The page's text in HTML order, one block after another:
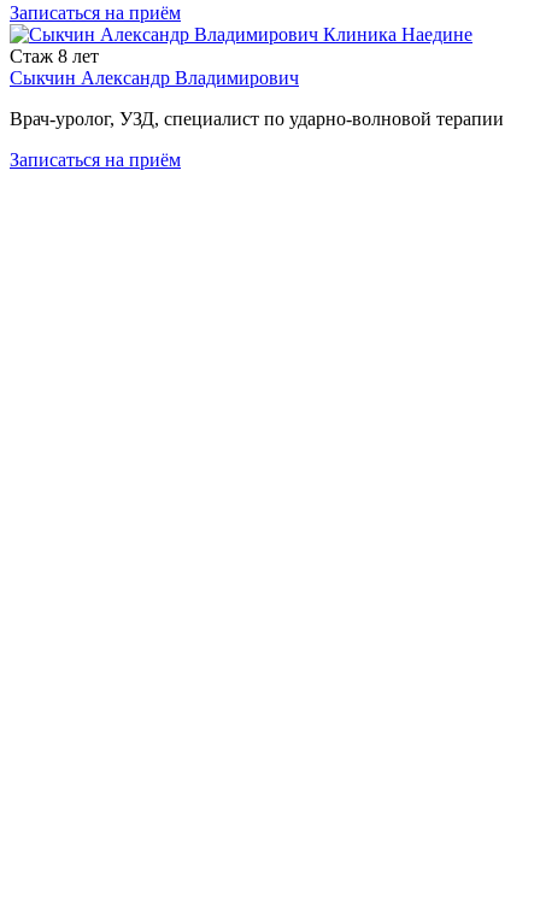
Записаться на приём
Стаж 8 лет
Сыкчин Александр Владимирович
Врач-уролог, УЗД, специалист по ударно-волновой терапии
Записаться на приём